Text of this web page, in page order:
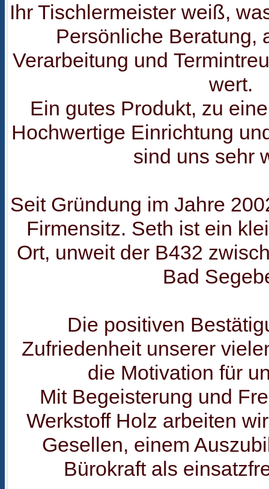
Ihr Tischlermeister weiß,
Persönliche Beratung,
Verarbeitung und
wert.
Ein gutes Produkt, zu
Hochwertige Einrichtung
sind uns sehr
Seit Gründung im Jahre
Firmensitz. Seth ist ein
Ort, unweit der B432
Bad
Die positiven
Zufriedenheit unserer
die Motivation für
Mit Begeisterung und
Werkstoff Holz arbeiten
Gesellen, einem
Bürokraft als